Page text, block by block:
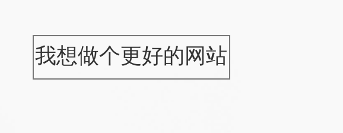
我想做个更好的网站